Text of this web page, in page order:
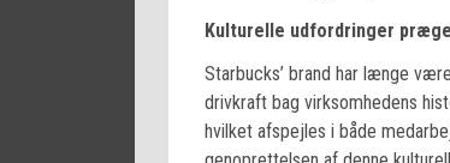
Kulturelle udfordringer
Starbucks’ brand har længe
drivkraft bag virksomhedens
hvilket afspejles i både